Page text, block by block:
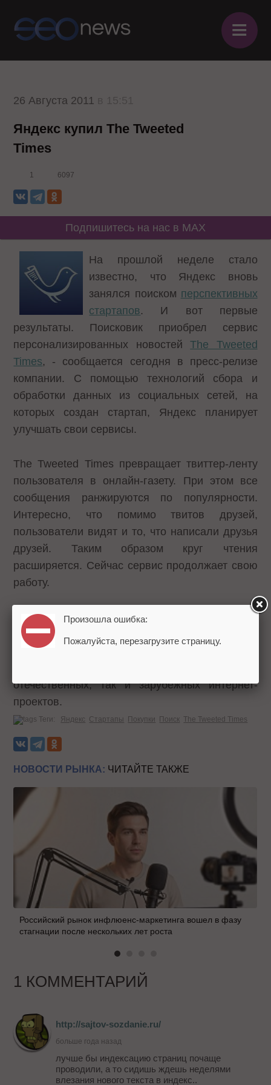
≡
26 Августа 2011
Яндекс купил The Tweeted
Times
1 6097
Подпишитесь на нас в MAX
На прошлой неделе стало
известно, что Яндекс вновь
занялся поиском перспективных
стартапов. И вот первые
результаты. Поисковик приобрел сервис
персонализированных новостейThe Tweeted
Times, - сообщается сегодня в пресс-релизе
компании. С помощью технологий сбора и
обработки данных из социальных сетей, на
которых создан стартап, Яндекс планирует
улучшать свои сервисы.
The Tweeted Times превращает твиттер-ленту
пользователя в онлайн-газету. При этом все
сообщения ранжируются по популярности.
Интересно, что помимо твитов друзей,
пользователи видят и то, что написали друзья
друзей. Таким образом круг чтения
расширяется. Сейчас сервис продолжает свою
работу.
Инвестировать в стартапы Яндекс начал в
июне прошлого года в рамках программы
Яндекс.Старт
отечественных, так и зарубежных интернет-
проектов.
Теги: Яндекс Стартапы Покупки Поиск The Tweeted Times
НОВОСТИ РЫНКА: ЧИТАЙТЕ ТАКЖЕ
Российский рынок инфлюенс-маркетинга вошел в фазу
стагнации после нескольких лет роста
1 КОММЕНТАРИЙ
http://sajtov-sozdanie.ru/
больше года назад
лучше бы индексацию страниц почаще
проводили, а то сидишь ждешь неделями
влезания нового текста в индекс..
Произошла ошибка:
Пожалуйста, перезагрузите страницу.